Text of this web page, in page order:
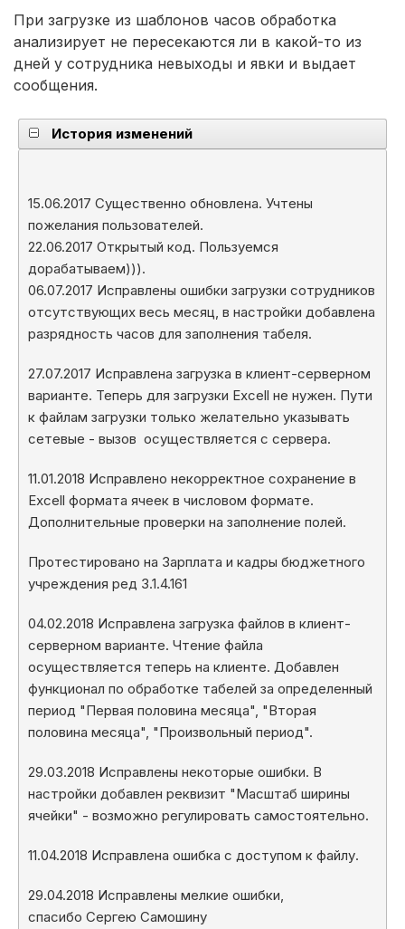
При загрузке из шаблонов часов обработка
анализирует не пересекаются ли в какой-то из
дней у сотрудника невыходы и явки и выдает
сообщения.
История изменений
15.06.2017 Существенно обновлена. Учтены
пожелания пользователей.
22.06.2017 Открытый код. Пользуемся
дорабатываем))).
06.07.2017 Исправлены ошибки загрузки сотрудников
отсутствующих весь месяц, в настройки добавлена
разрядность часов для заполнения табеля.
27.07.2017 Исправлена загрузка в клиент-серверном
варианте. Теперь для загрузки Excell не нужен. Пути
к файлам загрузки только желательно указывать
сетевые - вызов осуществляется с сервера.
11.01.2018 Исправлено некорректное сохранение в
Excell формата ячеек в числовом формате.
Дополнительные проверки на заполнение полей.
Протестировано на Зарплата и кадры бюджетного
учреждения ред 3.1.4.161
04.02.2018 Исправлена загрузка файлов в клиент-
серверном варианте. Чтение файла
осуществляется теперь на клиенте. Добавлен
функционал по обработке табелей за определенный
период "Первая половина месяца", "Вторая
половина месяца", "Произвольный период".
29.03.2018 Исправлены некоторые ошибки. В
настройки добавлен реквизит "Масштаб ширины
ячейки" - возможно регулировать самостоятельно.
11.04.2018 Исправлена ошибка с доступом к файлу.
29.04.2018 Исправлены мелкие ошибки,
спасибо Сергею Самошину